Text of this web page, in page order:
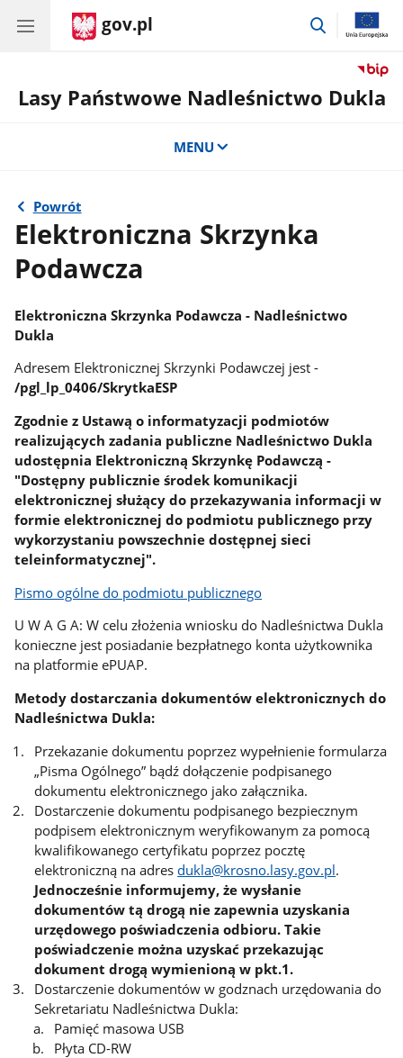
gov.pl
przejdź
Lasy Państwowe Nadleśnictwo Dukla
MENU
Powrót
Elektroniczna Skrzynka
Podawcza
Elektroniczna Skrzynka Podawcza - Nadleśnictwo
Dukla
Adresem Elektronicznej Skrzynki Podawczej jest -
/pgl_lp_0406/SkrytkaESP
Zgodnie z Ustawą o informatyzacji podmiotów
realizujących zadania publiczne Nadleśnictwo Dukla
udostępnia Elektroniczną Skrzynkę Podawczą -
"Dostępny publicznie środek komunikacji
elektronicznej służący do przekazywania informacji w
formie elektronicznej do podmiotu publicznego przy
wykorzystaniu powszechnie dostępnej sieci
teleinformatycznej".
Pismo ogólne do podmiotu publicznego
U W A G A: W celu złożenia wniosku do Nadleśnictwa Dukla
konieczne jest posiadanie bezpłatnego konta użytkownika
na platformie ePUAP.
Metody dostarczania dokumentów elektronicznych do
Nadleśnictwa Dukla:
Przekazanie dokumentu poprzez wypełnienie formularza
„Pisma Ogólnego” bądź dołączenie podpisanego
dokumentu elektronicznego jako załącznika.
Dostarczenie dokumentu podpisanego bezpiecznym
podpisem elektronicznym weryfikowanym za pomocą
kwalifikowanego certyfikatu poprzez pocztę
elektroniczną na adresdukla@krosno.lasy.gov.pl.
Jednocześnie informujemy, że wysłanie
dokumentów tą drogą nie zapewnia uzyskania
urzędowego poświadczenia odbioru. Takie
poświadczenie można uzyskać przekazując
dokument drogą wymienioną w pkt.1.
Dostarczenie dokumentów w godznach urzędowania do
Sekretariatu Nadleśnictwa Dukla:
Pamięć masowa USB
Płyta CD-RW